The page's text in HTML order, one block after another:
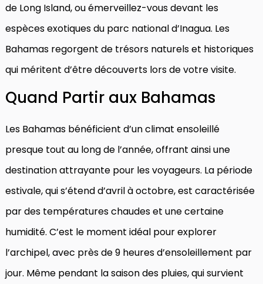
de Long Island, ou émerveillez-vous devant les
espèces exotiques du parc national d’Inagua. Les
Bahamas regorgent de trésors naturels et historiques
qui méritent d’être découverts lors de votre visite.
Quand Partir aux Bahamas
Les Bahamas bénéficient d’un climat ensoleillé
presque tout au long de l’année, offrant ainsi une
destination attrayante pour les voyageurs. La période
estivale, qui s’étend d’avril à octobre, est caractérisée
par des températures chaudes et une certaine
humidité. C’est le moment idéal pour explorer
l’archipel, avec près de 9 heures d’ensoleillement par
jour. Même pendant la saison des pluies, qui survient